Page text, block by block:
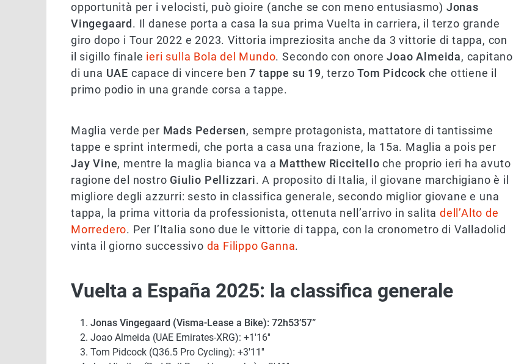
opportunità per i velocisti, può gioire (anche se con meno entusiasmo) Jonas
Vingegaard . Il danese porta a casa la sua prima Vuelta in carriera, il terzo grande
giro dopo i Tour 2022 e 2023. Vittoria impreziosita anche da 3 vittorie di tappa, con
il sigillo finale ieri sulla Bola del Mundo. Secondo con onoreJoao Almeida, capitano
di una UAE capace di vincere ben7 tappe su 19, terzoTom Pidcock che ottiene il
primo podio in una grande corsa a tappe.
Maglia verde per Mads Pedersen, sempre protagonista, mattatore di tantissime
tappe e sprint intermedi, che porta a casa una frazione, la 15a. Maglia a pois per
Jay Vine, mentre la maglia bianca va a Matthew Riccitello che proprio ieri ha avuto
ragione del nostro Giulio Pellizzari. A proposito di Italia, il giovane marchigiano è il
migliore degli azzurri: sesto in classifica generale, secondo miglior giovane e una
tappa, la prima vittoria da professionista, ottenuta nell’arrivo in salita dell’Alto de
Morredero. Per l’Italia sono due le vittorie di tappa, con la cronometro di Valladolid
vinta il giorno successivo da Filippo Ganna.
Vuelta a España 2025: la classifica generale
Jonas Vingegaard (Visma-Lease a Bike): 72h53’57”
Joao Almeida (UAE Emirates-XRG): +1'16''
Tom Pidcock (Q36.5 Pro Cycling): +3'11''